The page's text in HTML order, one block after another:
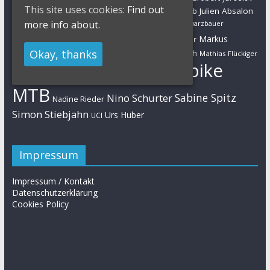
Kulhavy Jochen Käß Jolanda Neff Julian Schelb Julien Absalon
Karl Platt Kathrin Stirnemann Luca Schwarzbauer
Markus Bauer Markus
Kaufmann Markus Schulte-Lünzum Martin Gluth Mathias Flückiger
Mountainbike
MTB Nadine Rieder Nino SchurterSabine Spitz
Simon Stiebjahn UCI Urs Huber
Impressum
Impressum / Kontakt
Datenschutzerklärung
Cookies Policy
This site uses cookies: Find out
more info about.
Okay, thanks